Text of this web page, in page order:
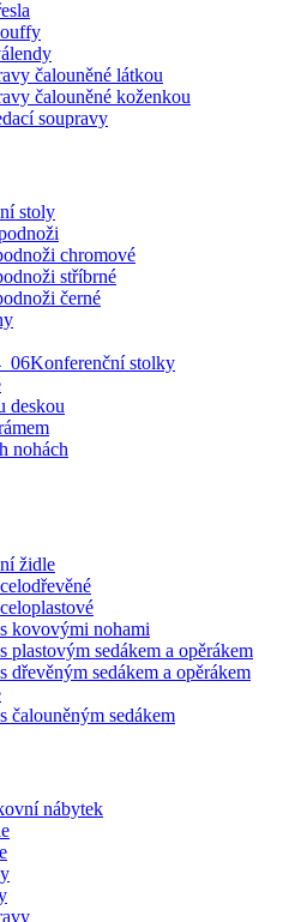
čalouněné látkou
čalouněné koženkou
soupravy
stoly
chromové
stříbrné
černé
Konferenční stolky
deskou
nohách
židle
kovovými nohami
plastovým sedákem a opěrákem
dřevěným sedákem a opěrákem
čalouněným sedákem
nábytek